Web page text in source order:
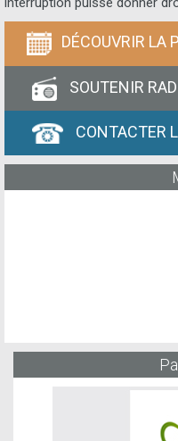
DÉCOUVRIR LA
SOUTENIR
CONTACTER